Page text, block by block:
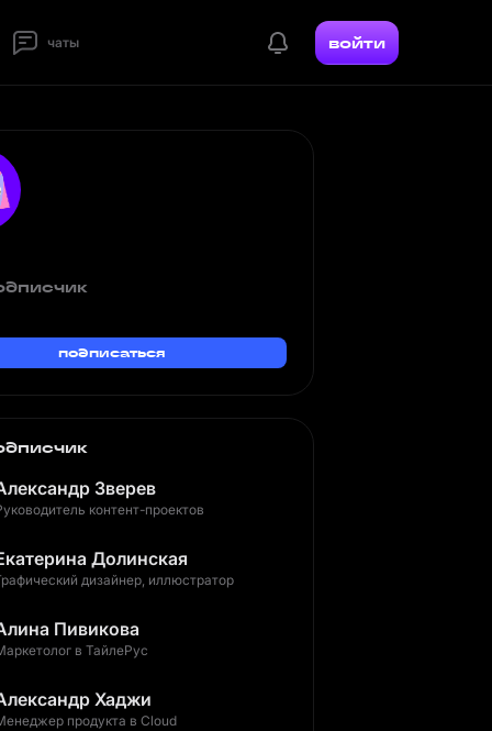
чаты войти
подписаться
Зверев
контент-проектов
Долинская
дизайнер, иллюстратор
Пивикова
в ТайлеРус
Хаджи
продукта в Cloud